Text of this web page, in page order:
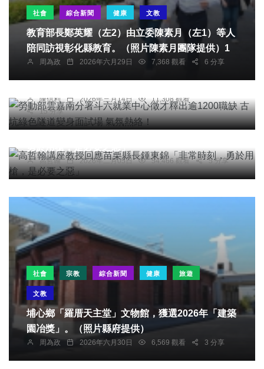
社會 綜合新聞 健康 文教
教育部長鄭英耀（左2）由立委陳素月（左1）等人
陪同訪視彰化縣教育。（照片陳素月團隊提供）1
周為政 2026年六月29日 7,368 觀看 6 分享
綜合新聞
陳信利 2026年三月14日
11,308 觀看
15 分享
專欄
高哲翰講座教授回應苗栗縣長鍾東錦「非常時刻，
高哲翰 2026年二月05日 54,466 觀看 5 分享
社會 宗教 綜合新聞 健康 旅遊
文教
埔心鄉「羅厝天主堂」文物館，獲選2026年「建築
園冶獎」。（照片縣府提供）
周為政 2026年六月30日 6,569 觀看 3 分享